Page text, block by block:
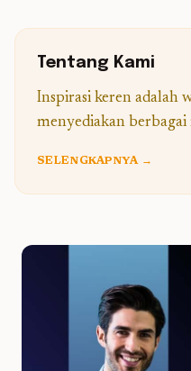
Tentang Kami
Inspirasi keren adalah
menyediakan
SELENGKAPNYA →